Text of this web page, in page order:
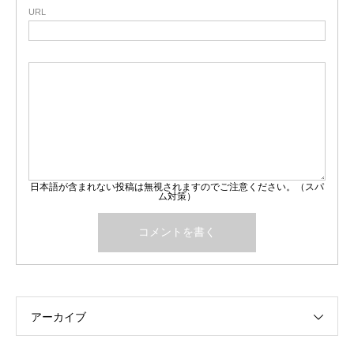
URL
日本語が含まれない投稿は無視されますのでご注意ください。（スパ
ム対策）
アーカイブ